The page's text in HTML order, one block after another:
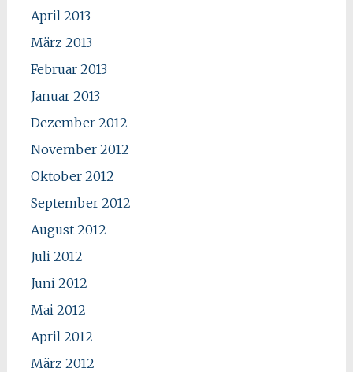
April 2013
März 2013
Februar 2013
Januar 2013
Dezember 2012
November 2012
Oktober 2012
September 2012
August 2012
Juli 2012
Juni 2012
Mai 2012
April 2012
März 2012